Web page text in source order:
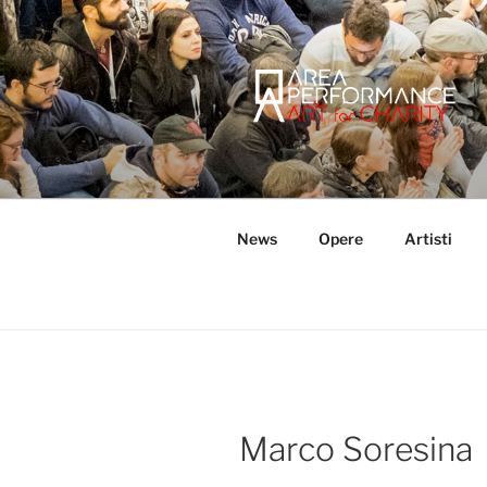
Salta
al
contenuto
AREA
Sito ufficiale della Onlus Area
News Opere Artisti
Marco Soresina